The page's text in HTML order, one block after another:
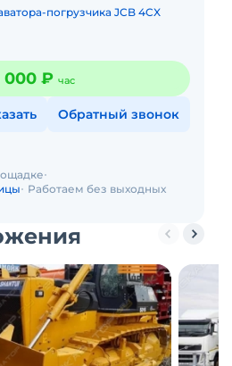
погрузчика JCB 4CX
000 ₽ час
Обратный звонок
Работаем без выходных